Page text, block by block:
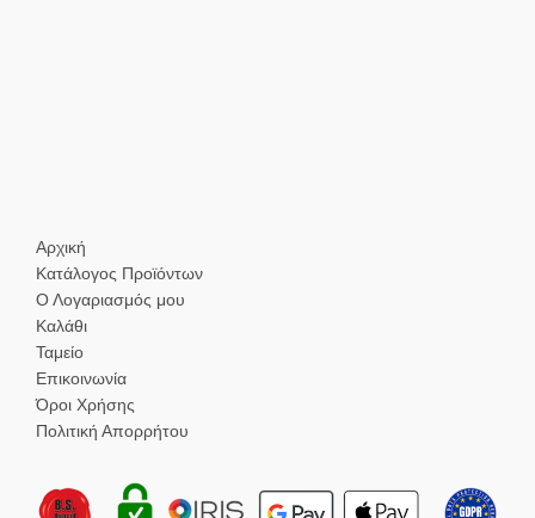
Αρχική
Κατάλογος Προϊόντων
Ο Λογαριασμός μου
Καλάθι
Ταμείο
Επικοινωνία
Όροι Χρήσης
Πολιτική Απορρήτου